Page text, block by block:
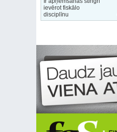
ievērot fiskālo
disciplīnu